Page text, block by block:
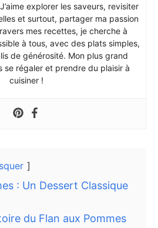
explorer les saveurs, revisiter
et surtout, partager ma passion
mes recettes, je cherche à
à tous, avec des plats simples,
de générosité. Mon plus grand
se régaler et prendre du plaisir à
cuisiner !
: Un Dessert Classique
du Flan aux Pommes